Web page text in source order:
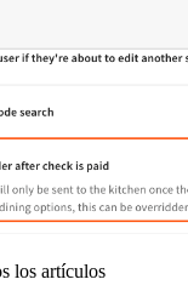
los artículos